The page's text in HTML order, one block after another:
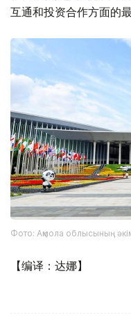
互通和投资合作方面的最
Фото: Ақмола облысының
【编译：达娜】